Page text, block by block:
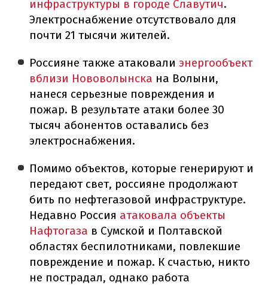
инфраструктуры в городе Славутич.
Электроснабжение отсутствовало для
почти 21 тысячи жителей.
Россияне также атаковалиэнергообъект
вблизи Нововолынска на Волыни,
нанеся серьезные повреждения и
пожар. В результате атаки более 30
тысяч абонентов оставались без
электроснабжения.
Помимо объектов, которые генерируют и
передают свет, россияне продолжают
бить по нефтегазовой инфраструктуре.
Недавно Россия атаковала объекты
Нафтогаза в Сумской и Полтавской
областях беспилотниками, повлекшие
повреждение и пожар. К счастью, никто
не пострадал, однако работа